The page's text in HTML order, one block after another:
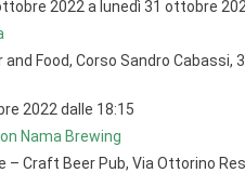
2022 a lunedì 31 ottobre
and Food, Corso Sandro Cabassi,
2022 dalle 18:15
Nama Brewing
– Craft Beer Pub, Via Ottorino